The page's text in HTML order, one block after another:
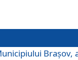
Braşov,